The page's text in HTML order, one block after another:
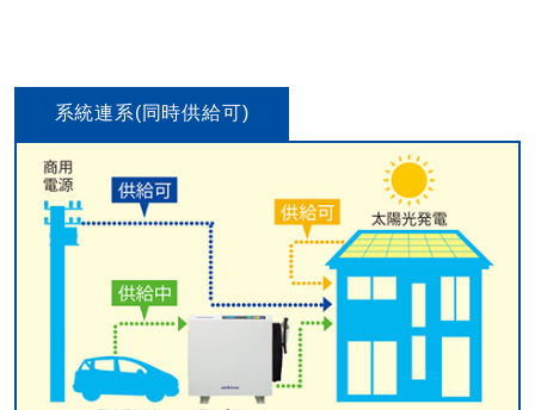
系統連系(同時供給可)